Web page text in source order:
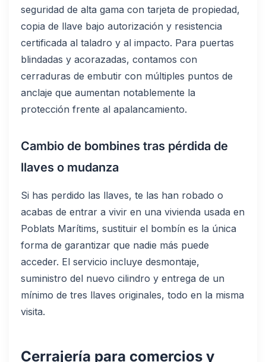
seguridad de alta gama con tarjeta de propiedad,
copia de llave bajo autorización y resistencia
certificada al taladro y al impacto. Para puertas
blindadas y acorazadas, contamos con
cerraduras de embutir con múltiples puntos de
anclaje que aumentan notablemente la
protección frente al apalancamiento.
Cambio de bombines tras pérdida de
llaves o mudanza
Si has perdido las llaves, te las han robado o
acabas de entrar a vivir en una vivienda usada en
Poblats Marítims, sustituir el bombín es la única
forma de garantizar que nadie más puede
acceder. El servicio incluye desmontaje,
suministro del nuevo cilindro y entrega de un
mínimo de tres llaves originales, todo en la misma
visita.
Cerrajería para comercios y